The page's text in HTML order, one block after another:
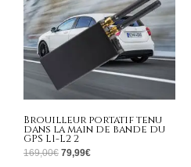
Brouilleur portatif tenu
dans la main de bande du
GPS L1-L2 2
169,00€ 79,99€